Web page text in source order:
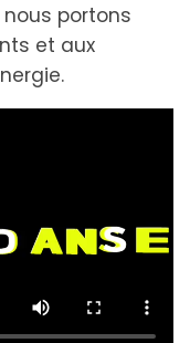
nous portons
et aux